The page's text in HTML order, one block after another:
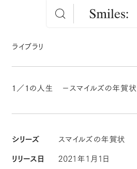
ライブラリ
１／１の人生 －スマイルズの年賀
シリーズ スマイルズの年賀状
リリース日 2021年1月1日